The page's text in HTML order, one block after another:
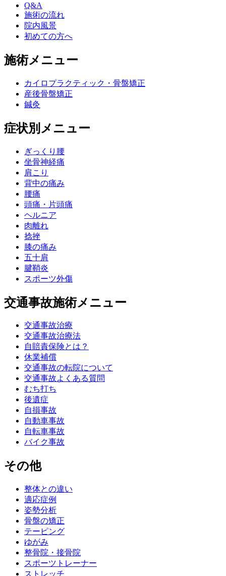
Q&A
施術の流れ
院内風景
初めての方へ
施術メニュー
カイロプラクティック・骨盤矯正
産後骨盤矯正
鍼灸
症状別メニュー
ぎっくり腰
坐骨神経痛
肩こり
背中の痛み
腰痛
頭痛・片頭痛
ヘルニア
肉離れ
捻挫
膝の痛み
五十肩
腱鞘炎
スポーツ外傷
交通事故施術メニュー
交通事故治療
交通事故治療法
自賠責保険とは？
休業補償
交通事故の転院について
交通事故よくある質問
むち打ち
後遺症
自損事故
自動車事故
自転車事故
バイク事故
その他
整体との違い
適応症例
姿勢分析
骨盤の矯正
テーピング
ゆがみ
整骨院・接骨院
スポーツトレーナー
ストレッチ